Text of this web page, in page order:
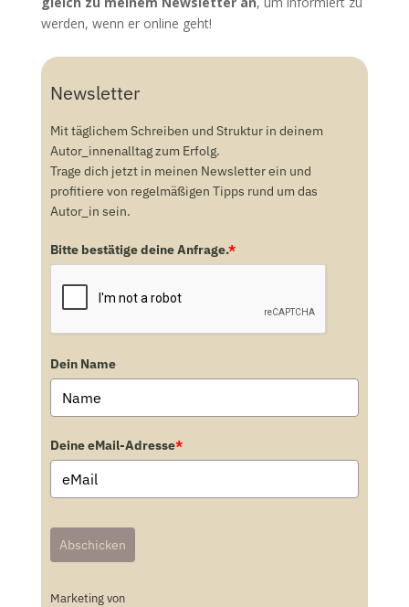
werden, wenn er online geht!
Newsletter
Mit täglichem Schreiben und Struktur in deinem
Autor_innenalltag zum Erfolg.
Trage dich jetzt in meinen Newsletter ein und
profitiere von regelmäßigen Tipps rund um das
Autor_in sein.
Bitte bestätige deine Anfrage.*
Dein Name
Deine eMail-Adresse*
Abschicken
Marketing von